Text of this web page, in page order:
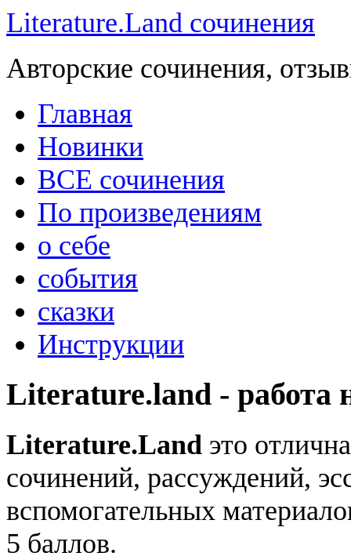
Literature.Land сочинения
Авторские сочинения,
Главная
Новинки
ВСЕ сочинения
По произведениям
о себе
события
сказки
Инструкции
Literature.land - работа
Literature.Land это
сочинений, рассуждений,
вспомогательных
5 баллов.